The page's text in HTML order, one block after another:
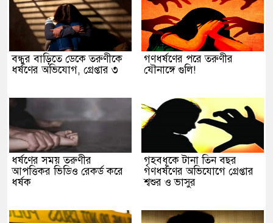
বন্ধুর বাড়িতে ডেকে তরুণীকে
ধর্ষণের অভিযোগ, গ্রেপ্তার ৩
গণধর্ষণের পরে তরুণীর
যৌনাঙ্গে গুলি!
ধর্ষণের সময় তরুণীর
আপত্তিকর ভিডিও রেকর্ড করে
ধর্ষক
গৃহবধূকে টানা তিন বছর
গণধর্ষণের অভিযোগে গ্রেপ্তার
শ্বশুর ও ভাসুর